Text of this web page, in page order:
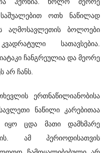
ოთხ ნაწილად
აღმოსავლეთის ბოლოები
სათავსებია.
ჩანგრეულია და მეორე
ჩანს.
ერთნაწილიანობისა
ნაწილი კარებითაა
იყო ცდა მათი დამხმარე
ამ პერიოდისათვის